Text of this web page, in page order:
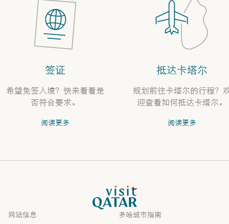
签证
希望免签入境？快来看看是
否符合要求。
阅读更多
抵达卡塔尔
规划前往卡塔尔的行程？
迎查看如何抵达卡塔尔。
阅读更多
VisitQatar 首页
多哈城市指南
网站信息